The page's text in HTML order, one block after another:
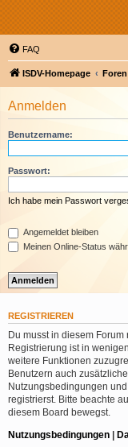
FAQ
ISDV-Homepage Foren
Anmelden
Benutzername:
Passwort:
Ich habe mein Passwort
Angemeldet bleiben
Meinen Online-Status
REGISTRIEREN
Du musst in diesem
Registrierung ist in
weitere Funktionen
Benutzern auch
Nutzungsbedingungen
registrierst. Bitte beachte
diesem Board bewegst.
Nutzungsbedingungen |